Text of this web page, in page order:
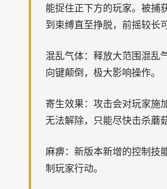
能捉住正下方的玩家。被捕
到束缚直至挣脱，前摇较长
混乱气体：释放大范围混乱
向键颠倒，极大影响操作。
寄生效果：攻击会对玩家施
无法解除，只能尽快击杀蘑
麻痹：新版本新增的控制技
制玩家行动。